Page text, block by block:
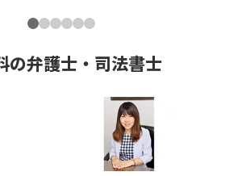
の弁護士・司法書士